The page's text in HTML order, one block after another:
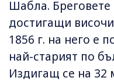
Шабла.
достигащи
1856 г. на него е
най-старият по
Издигащ се на 32